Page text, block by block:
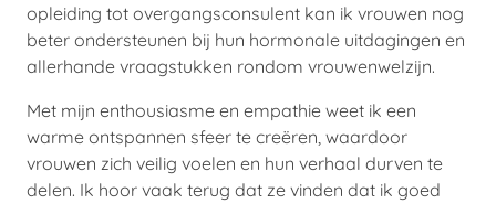
opleiding tot overgangsconsulent kan ik vrouwen nog
beter ondersteunen bij hun hormonale uitdagingen en
allerhande vraagstukken rondom vrouwenwelzijn.
Met mijn enthousiasme en empathie weet ik een
warme ontspannen sfeer te creëren, waardoor
vrouwen zich veilig voelen en hun verhaal durven te
delen. Ik hoor vaak terug dat ze vinden dat ik goed